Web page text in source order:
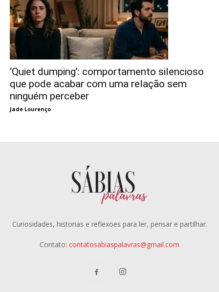
‘Quiet dumping’: comportamento silencioso
que pode acabar com uma relação sem
ninguém perceber
Jade Lourenço
Curiosidades, historias e reflexoes para ler, pensar e partilhar.
Contato: contatosabiaspalavras@gmail.com